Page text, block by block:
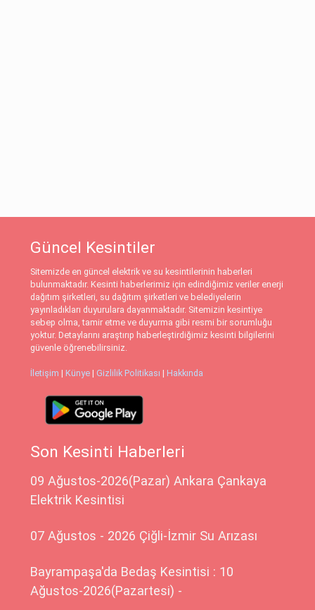
Güncel Kesintiler
Sitemizde en güncel elektrik ve su kesintilerinin haberleri
bulunmaktadır. Kesinti haberlerimiz için edindiğimiz veriler enerji
dağıtım şirketleri, su dağıtım şirketleri ve belediyelerin
yayınladıkları duyurulara dayanmaktadır. Sitemizin kesintiye
sebep olma, tamir etme ve duyurma gibi resmi bir sorumluğu
yoktur. Detaylarını araştırıp haberleştirdiğimiz kesinti bilgilerini
güvenle öğrenebilirsiniz.
İletişim | Künye | Gizlilik Politikası | Hakkında
Son Kesinti Haberleri
09 Ağustos-2026(Pazar) Ankara Çankaya
Elektrik Kesintisi
07 Ağustos - 2026 Çiğli-İzmir Su Arızası
Bayrampaşa'da Bedaş Kesintisi : 10
Ağustos-2026(Pazartesi) -